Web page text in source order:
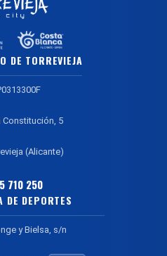
DE TORREVIEJA
Constitución, 5
(Alicante)
710 250
DE DEPORTES
y Bielsa, s/n